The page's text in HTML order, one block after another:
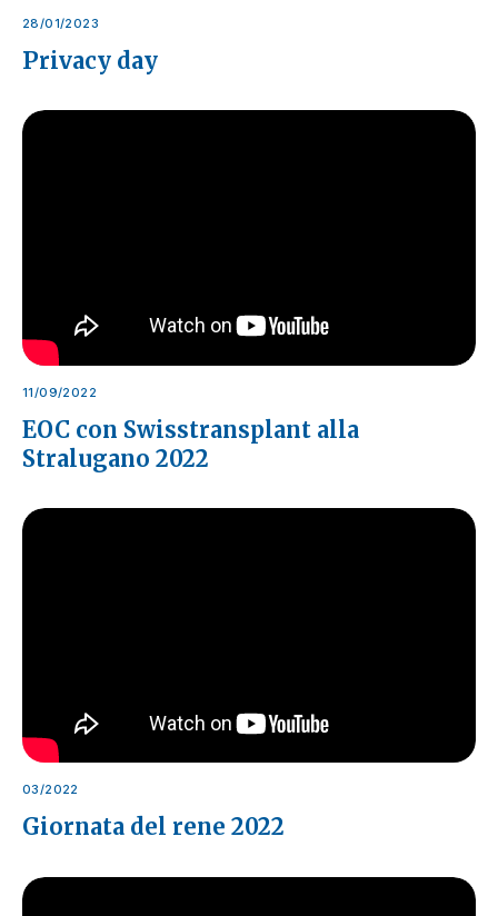
28/01/2023
Privacy day
11/09/2022
EOC con Swisstransplant alla
Stralugano 2022
03/2022
Giornata del rene 2022